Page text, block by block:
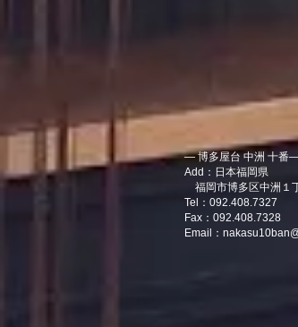
― 博多屋台 中洲 十番
Add：日本福岡県
福岡市博多区中洲１
Tel：092.408.7327
Fax：092.408.7328
Email：